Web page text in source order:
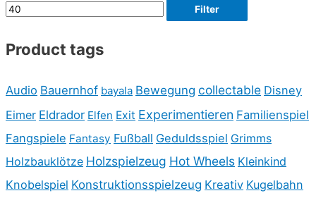
Filter
Product tags
Audio Bauernhof bayala Bewegung collectable Disney
Eimer Eldrador Elfen Exit Experimentieren Familienspiel
Fangspiele Fantasy Fußball Geduldsspiel Grimms
Holzbauklötze Holzspielzeug Hot Wheels Kleinkind
Knobelspiel Konstruktionsspielzeug Kreativ Kugelbahn